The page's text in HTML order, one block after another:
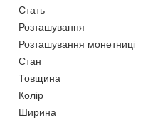
Стать
Розташування
Розташування монетниці
Стан
Товщина
Колір
Ширина